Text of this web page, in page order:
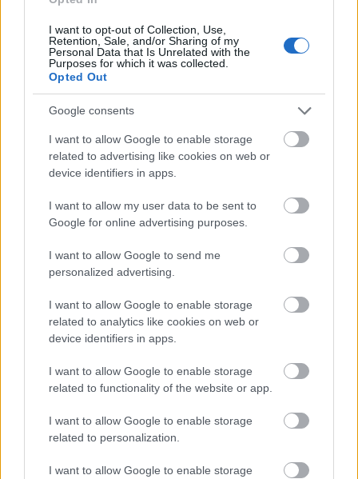
I want to opt-out of Collection, Use,
Retention, Sale, and/or Sharing of my
Personal Data that Is Unrelated with the
Purposes for which it was collected.
Opted Out
Google consents
I want to allow Google to enable storage
related to advertising like cookies on web or
device identifiers in apps.
I want to allow my user data to be sent to
Google for online advertising purposes.
I want to allow Google to send me
personalized advertising.
I want to allow Google to enable storage
related to analytics like cookies on web or
device identifiers in apps.
I want to allow Google to enable storage
related to functionality of the website or app.
I want to allow Google to enable storage
related to personalization.
I want to allow Google to enable storage
Καρχαρίες: 9 απίστευτα στοιχεία που δεν θα σας
βοηθήσουν αν βρεθείτε απέναντί τους